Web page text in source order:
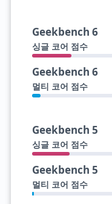
Geekbench 6
싱글 코어 점수
Geekbench 6
멀티 코어 점수
Geekbench 5
싱글 코어 점수
Geekbench 5
멀티 코어 점수